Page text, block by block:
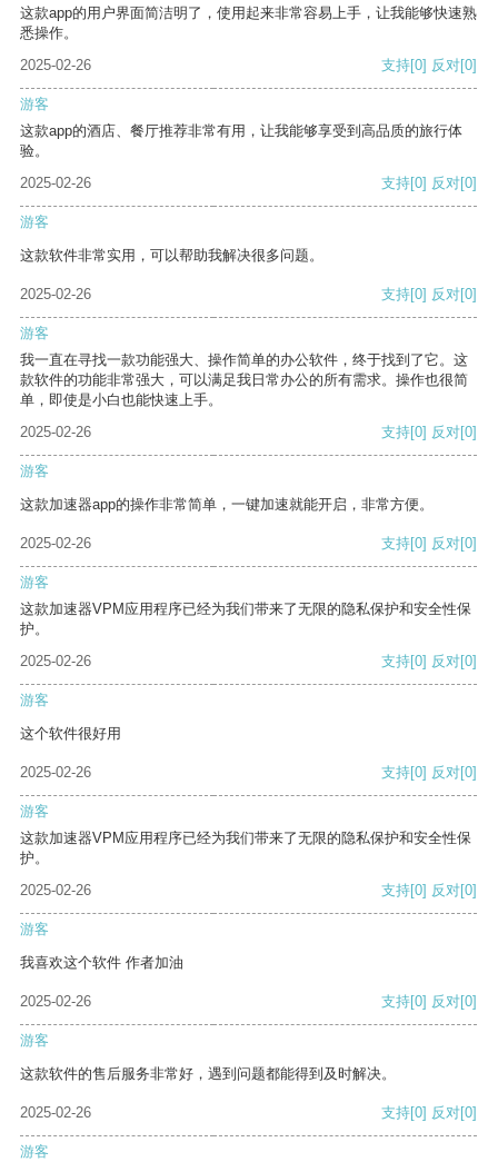
这款app的用户界面简洁明了，使用起来非常容易上手，让我能够快速熟
悉操作。
2025-02-26
支持[0] 反对[0]
游客
这款app的酒店、餐厅推荐非常有用，让我能够享受到高品质的旅行体
验。
2025-02-26
支持[0] 反对[0]
游客
这款软件非常实用，可以帮助我解决很多问题。
2025-02-26 支持[0] 反对[0]
游客
我一直在寻找一款功能强大、操作简单的办公软件，终于找到了它。这
款软件的功能非常强大，可以满足我日常办公的所有需求。操作也很简
单，即使是小白也能快速上手。
2025-02-26
支持[0] 反对[0]
游客
这款加速器app的操作非常简单，一键加速就能开启，非常方便。
2025-02-26 支持[0] 反对[0]
游客
这款加速器VPM应用程序已经为我们带来了无限的隐私保护和安全性保
护。
2025-02-26
支持[0] 反对[0]
游客
这个软件很好用
2025-02-26 支持[0] 反对[0]
游客
这款加速器VPM应用程序已经为我们带来了无限的隐私保护和安全性保
护。
2025-02-26
支持[0] 反对[0]
游客
我喜欢这个软件 作者加油
2025-02-26 支持[0] 反对[0]
游客
这款软件的售后服务非常好，遇到问题都能得到及时解决。
2025-02-26 支持[0] 反对[0]
游客